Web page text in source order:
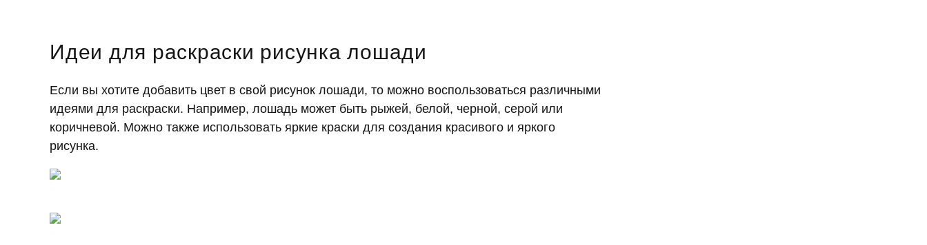
Идеи для раскраски рисунка лошади
Если вы хотите добавить цвет в свой рисунок лошади, то можно воспользоваться различными
идеями для раскраски. Например, лошадь может быть рыжей, белой, черной, серой или
коричневой. Можно также использовать яркие краски для создания красивого и яркого
рисунка.